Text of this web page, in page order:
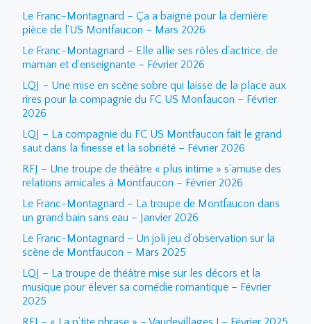
Le Franc-Montagnard – Ça a baigné pour la dernière
pièce de l’US Montfaucon – Mars 2026
Le Franc-Montagnard – Elle allie ses rôles d’actrice, de
maman et d’enseignante – Février 2026
LQJ – Une mise en scène sobre qui laisse de la place aux
rires pour la compagnie du FC US Monfaucon – Février
2026
LQJ – La compagnie du FC US Montfaucon fait le grand
saut dans la finesse et la sobriété – Février 2026
RFJ – Une troupe de théâtre « plus intime » s’amuse des
relations amicales à Montfaucon – Février 2026
Le Franc-Montagnard – La troupe de Montfaucon dans
un grand bain sans eau – Janvier 2026
Le Franc-Montagnard – Un joli jeu d’observation sur la
scène de Montfaucon – Mars 2025
LQJ – La troupe de théâtre mise sur les décors et la
musique pour élever sa comédie romantique – Février
2025